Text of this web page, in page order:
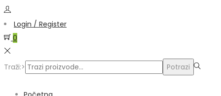
Login / Register
0
Traži:> Potrazi